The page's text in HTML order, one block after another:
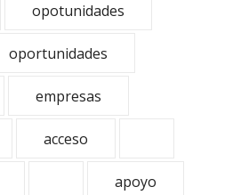
opotunidades
oportunidades
empresas
acceso
apoyo